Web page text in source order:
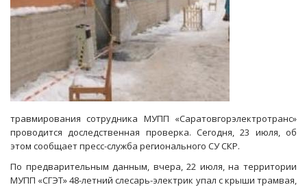
травмирования сотрудника МУПП «Саратовгорэлектротранс»
проводится доследственная проверка. Сегодня, 23 июля, об
этом сообщает пресс-служба регионального СУ СКР.
По предварительным данным, вчера, 22 июля, на территории
МУПП «СГЭТ» 48-летний слесарь-электрик упал с крыши трамвая,